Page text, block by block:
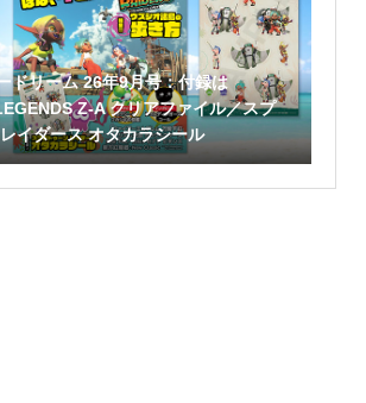
ドリーム 26年9月号：付録は
Z-A クリアファイル／スプ
イダース オタカラシール